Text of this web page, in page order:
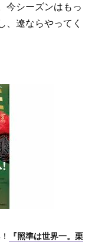
今シーズンはもっ
、遼ならやってく
『照準は世界一。栗